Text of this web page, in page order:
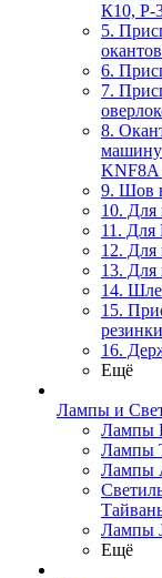
К10, Р-
5.
6.
7.
8.
KNF8A
9. Шов
10. Для
11.
12. Для
13. Для
14.
15.
резинки
16.
Ещё
Лампы и
Лампы
Лампы
Лампы
Ещё